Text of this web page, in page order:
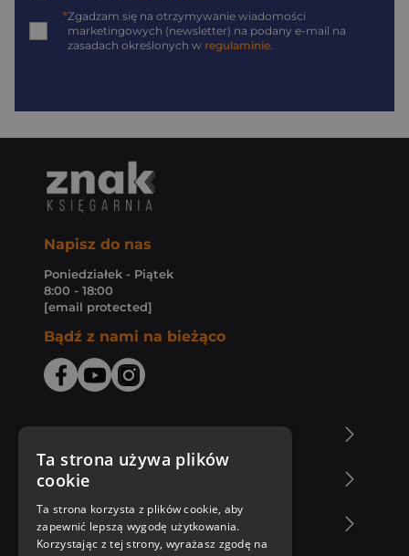
*Zgadzam się na otrzymywanie wiadomości
marketingowych (newsletter) na podany e-mail na
zasadach określonych w regulaminie.
Napisz do nas
Poniedziałek - Piątek
8:00 - 18:00
[email protected]
Bądź z nami na bieżąco
Zakupy u nas
Nasza oferta
Ta strona używa plików
cookie
Ta strona korzysta z plików cookie, aby
zapewnić lepszą wygodę użytkowania.
Korzystając z tej strony, wyrażasz zgodę na